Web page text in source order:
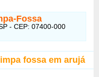
Fossa
- CEP: 07400-000
fossa em arujá